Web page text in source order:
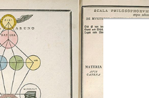
Ir
contenido
principal